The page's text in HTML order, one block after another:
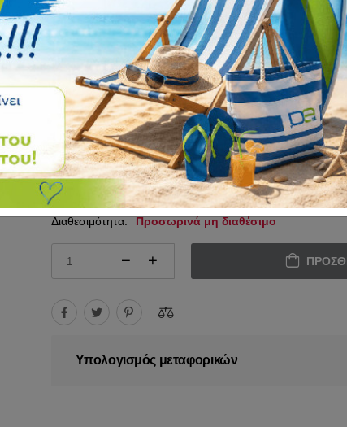
Αρχική ΠΕΖΟΠΟΡΙΑ - HIKING ΕΙΔΗ ΕΠΙΒΙΩΣΗΣ
Σετ Φαγητού Compass 3
Αξιολόγηση: (0 Αξιολογήσεις)
Κωδικός21397
4.50€ 4.95€
Διαθεσιμότητα: Προσωρινά μη διαθέσιμο
Υπολογισμός μεταφορικών